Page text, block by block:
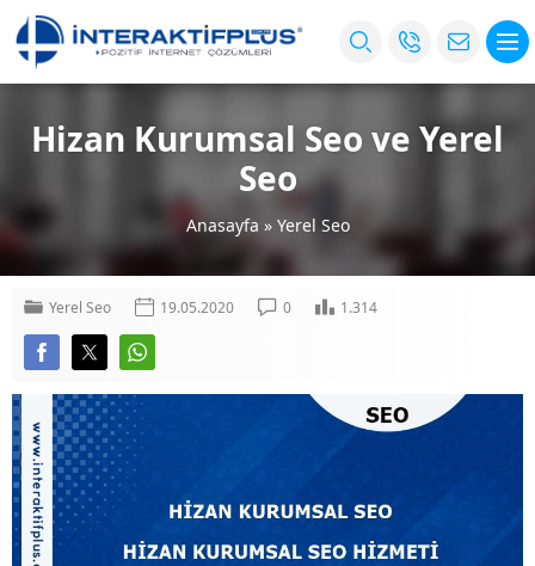
Hizan Kurumsal Seo ve Yerel
Seo
Anasayfa » Yerel Seo
Yerel Seo 19.05.2020 0 1.314